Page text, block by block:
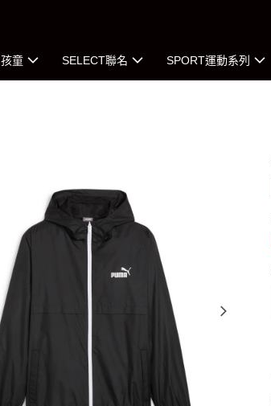
孩童 SELECT聯名 SPORT運動系列